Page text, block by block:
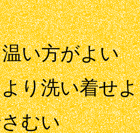
い方がよい
り洗い着せよ
むい